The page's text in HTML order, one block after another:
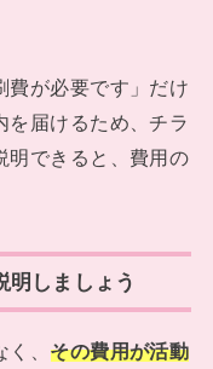
費が必要です」だけ
を届けるため、チラ
明できると、費用の
しましょう
、 その費用が活動